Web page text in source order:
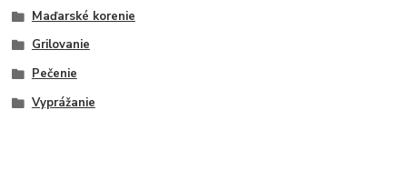
Maďarské korenie
Grilovanie
Pečenie
Vyprážanie